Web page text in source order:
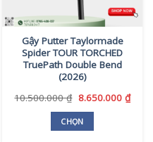
Gậy Putter Taylormade
Spider TOUR TORCHED
TruePath Double Bend
(2026)
10.500.000₫ Giá
là:
10.500.000 ₫.
8.650.000 ₫Giá
CHỌN